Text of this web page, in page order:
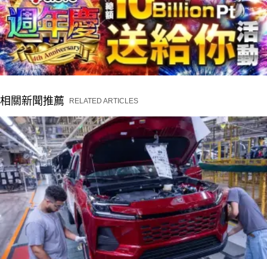
相關新聞推薦 RELATED ARTICLES